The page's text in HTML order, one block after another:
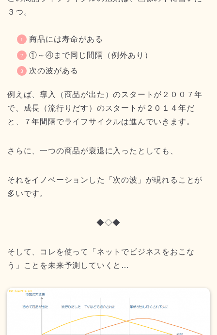
３つ。
商品には寿命がある
①～④まで同じ間隔（例外あり）
次の波がある
例えば、導入（商品が出た）のスタートが２００７年
で、成長（流行りだす）のスタートが２０１４年だ
と、７年間隔でライフサイクルは進んでいきます。
さらに、一つの商品が衰退に入ったとしても、
それをイノベーションした「次の波」が現れることが
多いです。
◆◇◆
そして、コレを使って「ネットでビジネスをおこな
う」ことを未来予測していくと…